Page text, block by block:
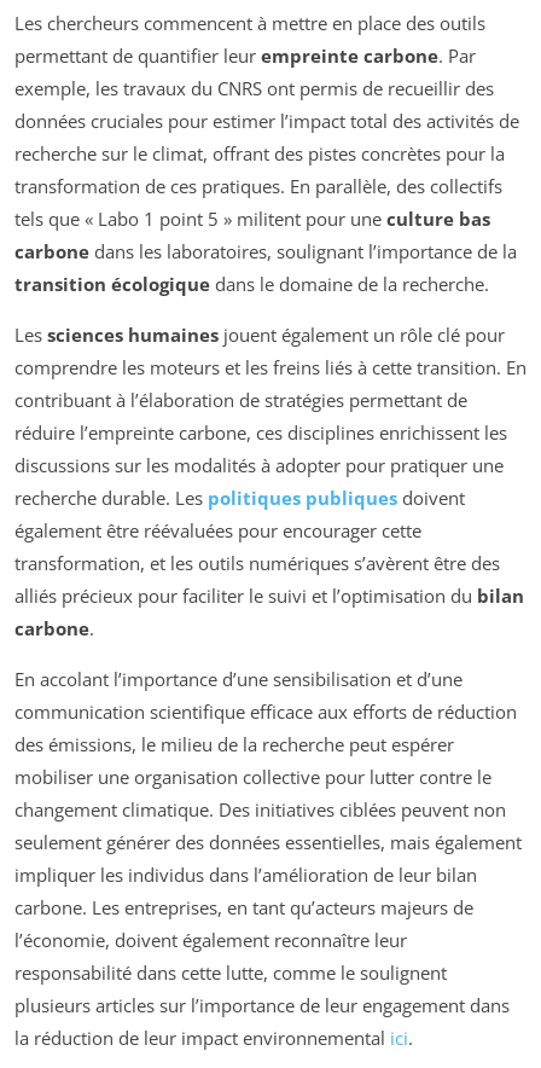
Les chercheurs commencent à mettre en place des outils
permettant de quantifier leur empreinte carbone. Par
exemple, les travaux du CNRS ont permis de recueillir des
données cruciales pour estimer l’impact total des activités de
recherche sur le climat, offrant des pistes concrètes pour la
transformation de ces pratiques. En parallèle, des collectifs
tels que « Labo 1 point 5 » militent pour une culture bas
carbone dans les laboratoires, soulignant l’importance de la
transition écologique dans le domaine de la recherche.
Les sciences humaines jouent également un rôle clé pour
comprendre les moteurs et les freins liés à cette transition. En
contribuant à l’élaboration de stratégies permettant de
réduire l’empreinte carbone, ces disciplines enrichissent les
discussions sur les modalités à adopter pour pratiquer une
recherche durable. Les politiques publiques doivent
également être réévaluées pour encourager cette
transformation, et les outils numériques s’avèrent être des
alliés précieux pour faciliter le suivi et l’optimisation du bilan
carbone.
En accolant l’importance d’une sensibilisation et d’une
communication scientifique efficace aux efforts de réduction
des émissions, le milieu de la recherche peut espérer
mobiliser une organisation collective pour lutter contre le
changement climatique. Des initiatives ciblées peuvent non
seulement générer des données essentielles, mais également
impliquer les individus dans l’amélioration de leur bilan
carbone. Les entreprises, en tant qu’acteurs majeurs de
l’économie, doivent également reconnaître leur
responsabilité dans cette lutte, comme le soulignent
plusieurs articles sur l’importance de leur engagement dans
la réduction de leur impact environnemental ici.